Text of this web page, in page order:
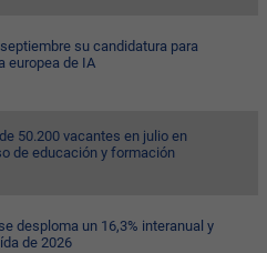
su candidatura para
europea de IA
50.200 vacantes en julio en
de educación y formación
desploma un 16,3% interanual y
de 2026